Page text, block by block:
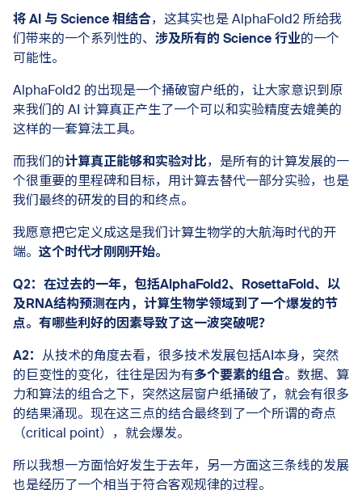
将 AI 与 Science 相结合，这其实也是 AlphaFold2 所给我
们带来的一个系列性的、 涉及所有的 Science 行业的一个
可能性。
AlphaFold2 的出现是一个捅破窗户纸的，让大家意识到原
来我们的 AI 计算真正产生了一个可以和实验精度去媲美的
这样的一套算法工具。
而我们的计算真正能够和实验对比，是所有的计算发展的一
个很重要的里程碑和目标，用计算去替代一部分实验，也是
我们最终的研发的目的和终点。
我愿意把它定义成这是我们计算生物学的大航海时代的开
端。 这个时代才刚刚开始。
Q2：在过去的一年，包括AlphaFold2、RosettaFold、以
及RNA结构预测在内，计算生物学领域到了一个爆发的节
点。有哪些利好的因素导致了这一波突破呢？
A2： 从技术的角度去看，很多技术发展包括AI本身，突然
的巨变性的变化，往往是因为有多个要素的组合。数据、算
力和算法的组合之下，突然这层窗户纸捅破了，就会有很多
的结果涌现。现在这三点的结合最终到了一个所谓的奇点
（critical point），就会爆发。
所以我想一方面恰好发生于去年，另一方面这三条线的发展
也是经历了一个相当于符合客观规律的过程。